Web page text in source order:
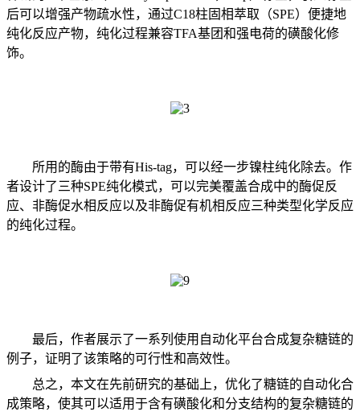
后可以增强产物疏水性，通过C18柱固相萃取（SPE）便捷地
纯化反应产物，纯化过程兼容TFA基团和强电荷的磺酸化修
饰。
所用的酶由于带有His-tag，可以经一步镍柱纯化除去。作
者设计了三种SPE纯化模式，可以完美覆盖合成中的酶促反
应、非酶促水相反应以及非酶促有机相反应三种类型化学反应
的纯化过程。
最后，作者展示了一系列使用自动化平台合成复杂糖链的
例子，证明了该策略的可行性和高效性。
总之，本文在先前研究的基础上，优化了糖链的自动化合
成策略，使其可以适用于含有磺酸化和分支结构的复杂糖链的